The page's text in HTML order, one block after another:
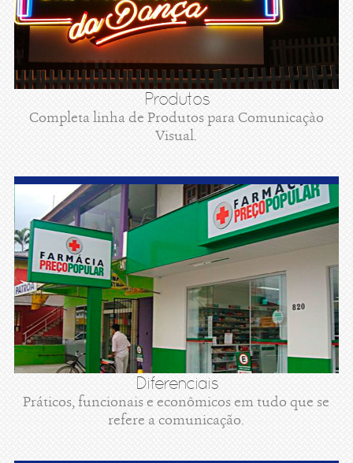
Produtos
Completa linha de Produtos para Comunicaçào
Visual.
Diferenciais
Práticos, funcionais e econômicos em tudo que se
refere a comunicação.